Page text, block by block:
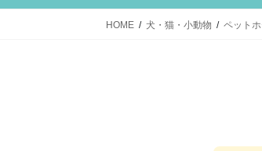
HOME 犬・猫・小動物 ペット